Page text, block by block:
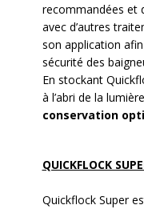
recommandées et
avec d’autres
son application
sécurité des
En stockant
à l’abri de la
conservation
QUICKFLOCK
Quickflock Super